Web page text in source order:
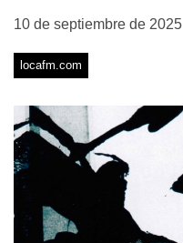
10 de septiembre de 2025
locafm.com